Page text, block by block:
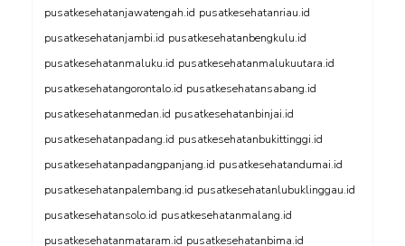
pusatkesehatanjawatengah.id pusatkesehatanriau.id
pusatkesehatanjambi.id pusatkesehatanbengkulu.id
pusatkesehatanmaluku.id pusatkesehatanmalukuutara.id
pusatkesehatangorontalo.id pusatkesehatansabang.id
pusatkesehatanmedan.id pusatkesehatanbinjai.id
pusatkesehatanpadang.id pusatkesehatanbukittinggi.id
pusatkesehatanpadangpanjang.id pusatkesehatandumai.id
pusatkesehatanpalembang.id pusatkesehatanlubuklinggau.id
pusatkesehatansolo.id pusatkesehatanmalang.id
pusatkesehatanmataram.id pusatkesehatanbima.id